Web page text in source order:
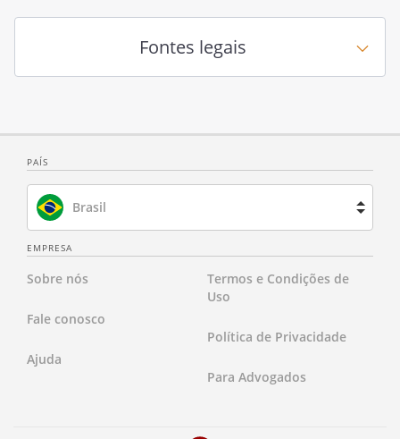
Fontes legais
PAÍS
Brasil
França
Holanda
EMPRESA
Sobre nós
Fale conosco
Ajuda
Termos e Condições de
Uso
Política de Privacidade
Para Advogados